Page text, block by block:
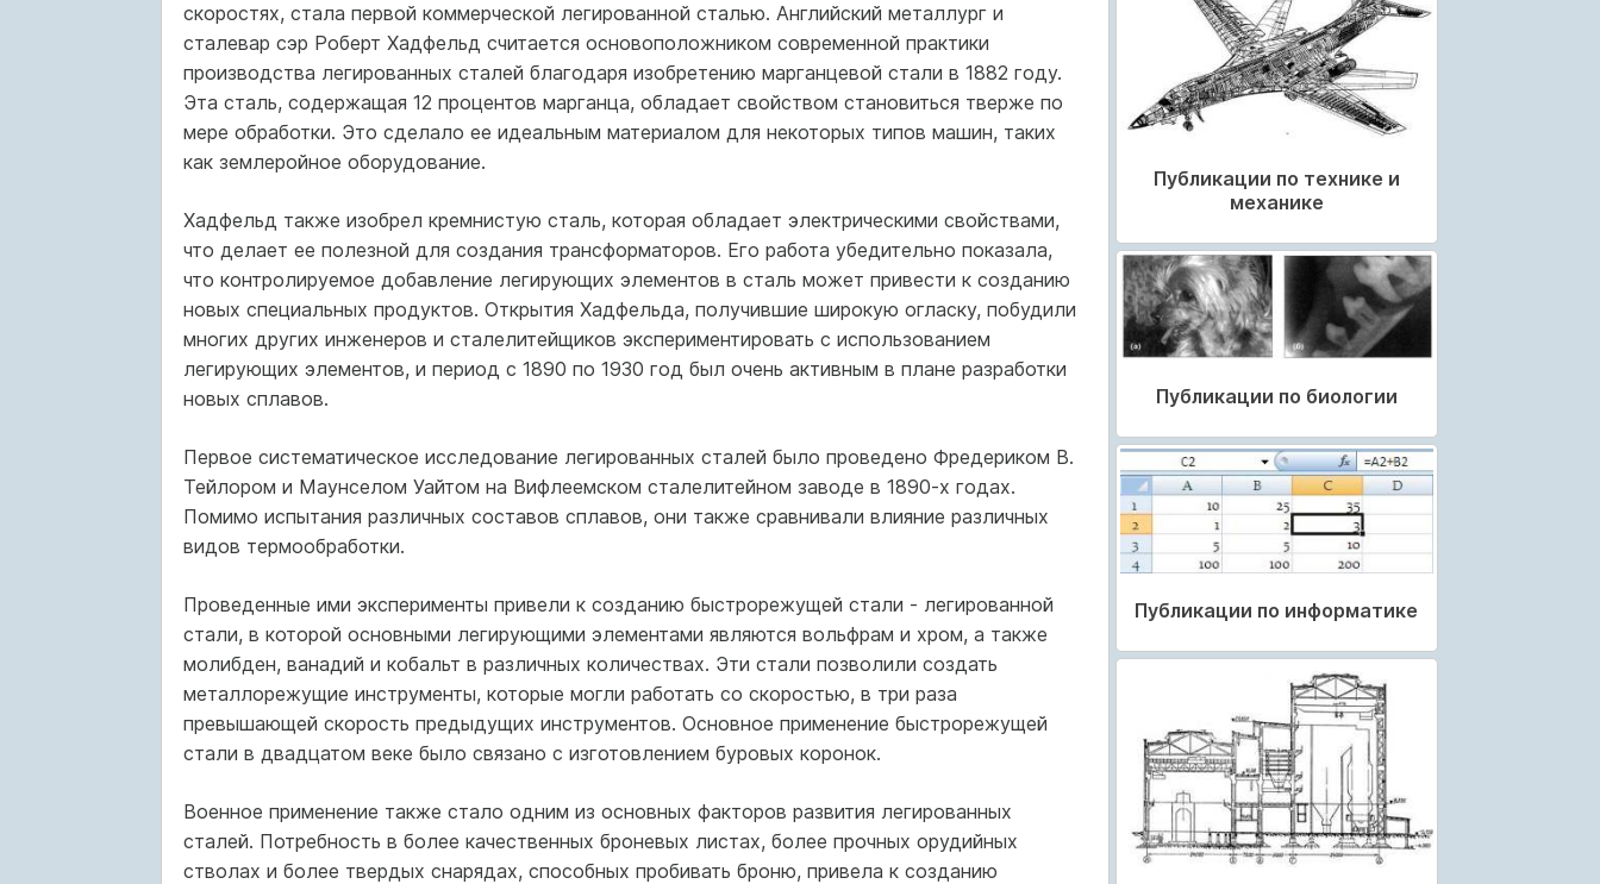
скоростях, стала первой коммерческой легированной сталью. Английский металлург и
сталевар сэр Роберт Хадфельд считается основоположником современной практики
производства легированных сталей благодаря изобретению марганцевой стали в 1882 году.
Эта сталь, содержащая 12 процентов марганца, обладает свойством становиться тверже по
мере обработки. Это сделало ее идеальным материалом для некоторых типов машин, таких
как землеройное оборудование.
Хадфельд также изобрел кремнистую сталь, которая обладает электрическими свойствами,
что делает ее полезной для создания трансформаторов. Его работа убедительно показала,
что контролируемое добавление легирующих элементов в сталь может привести к созданию
новых специальных продуктов. Открытия Хадфельда, получившие широкую огласку, побудили
многих других инженеров и сталелитейщиков экспериментировать с использованием
легирующих элементов, и период с 1890 по 1930 год был очень активным в плане разработки
новых сплавов.
Первое систематическое исследование легированных сталей было проведено Фредериком В.
Тейлором и Маунселом Уайтом на Вифлеемском сталелитейном заводе в 1890-х годах.
Помимо испытания различных составов сплавов, они также сравнивали влияние различных
видов термообработки.
Проведенные ими эксперименты привели к созданию быстрорежущей стали - легированной
стали, в которой основными легирующими элементами являются вольфрам и хром, а также
молибден, ванадий и кобальт в различных количествах. Эти стали позволили создать
металлорежущие инструменты, которые могли работать со скоростью, в три раза
превышающей скорость предыдущих инструментов. Основное применение быстрорежущей
стали в двадцатом веке было связано с изготовлением буровых коронок.
Военное применение также стало одним из основных факторов развития легированных
сталей. Потребность в более качественных броневых листах, более прочных орудийных
стволах и более твердых снарядах, способных пробивать броню, привела к созданию
Публикации по технике и
механике
Публикации по биологии
Публикации по информатике